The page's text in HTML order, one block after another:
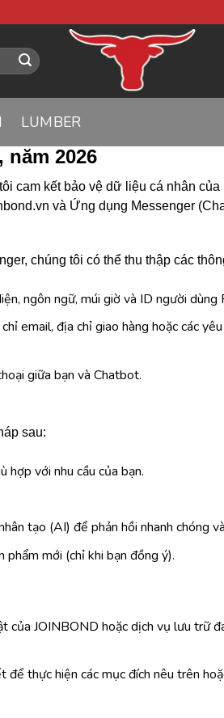
LUMBER
năm 2026
cam kết bảo vệ dữ liệu cá nhân
và Ứng dụng Messenger
chúng tôi có thể thu thập các
ngôn ngữ, múi giờ và ID người dùng
email, địa chỉ giao hàng hoặc các
giữa bạn và Chatbot.
sau:
hợp với nhu cầu của bạn.
tạo (AI) để phản hồi nhanh chóng
phẩm mới (chỉ khi bạn đồng ý).
JOINBOND hoặc dịch vụ lưu trữ
thực hiện các mục đích nêu trên